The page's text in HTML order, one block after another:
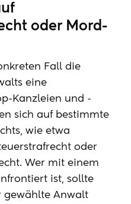
oder Mord-
Fall die
eine
Kanzleien und -
sich auf bestimmte
wie etwa
oder
Wer mit einem
ist, sollte
gewählte Anwalt